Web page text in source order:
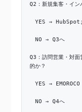
Q2：新規集客・イン
YES → HubSpot
NO → Q3へ
Q3：訪問営業・対面
的か？
YES →
NO → Q4へ